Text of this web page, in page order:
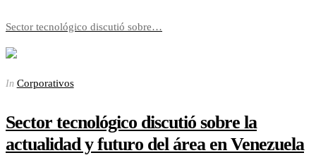
Sector tecnológico discutió sobre…
In Corporativos
Sector tecnológico discutió sobre la
actualidad y futuro del área en Venezuela